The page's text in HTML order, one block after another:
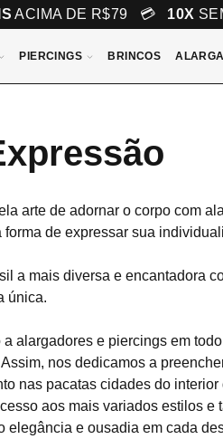
ACIMA DE R$79 💳 10X
PIERCINGS BRINCOS
arte de adornar o corpo com
de expressar sua
a mais diversa e encantadora
única.
alargadores e piercings em
nos dedicamos a
nas pacatas cidades do
aos mais variados estilos
elegância e ousadia em cada